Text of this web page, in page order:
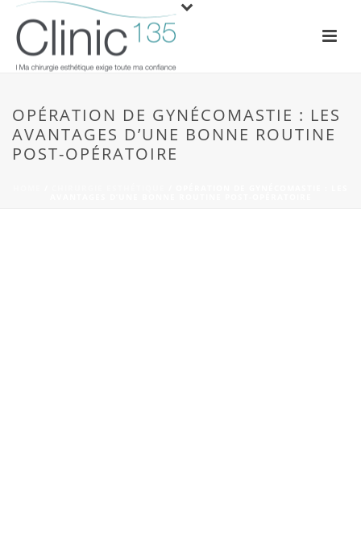
OPÉRATION DE GYNÉCOMASTIE : LES
AVANTAGES D’UNE BONNE ROUTINE
POST-OPÉRATOIRE